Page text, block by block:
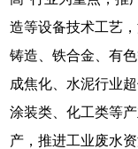
造等设备技术工艺
铸造、铁合金、有
成焦化、水泥行业
涂装类、化工类等
产，推进工业废水